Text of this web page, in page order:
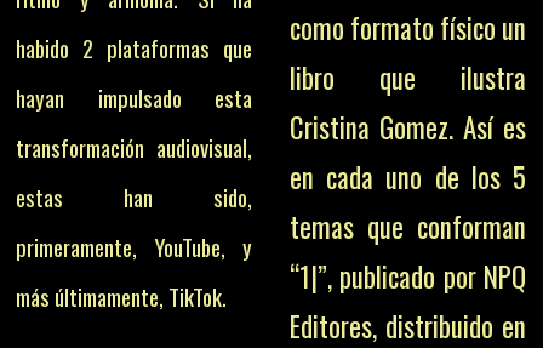
habido 2 plataformas que
hayan impulsado esta
transformación audiovisual,
estas han sido,
primeramente, YouTube, y
más últimamente, TikTok.
como formato físico un
libro que ilustra
Cristina Gomez. Así es
en cada uno de los 5
temas que conforman
“1|”, publicado por NPQ
Editores, distribuido en